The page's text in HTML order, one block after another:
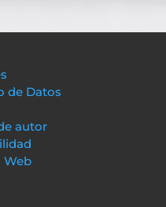
de Datos
autor
Web